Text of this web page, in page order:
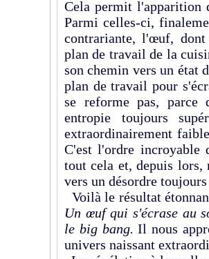
Cela permit l'apparition
Parmi celles-ci,
contra­riante, l'œuf,
plan de travail de la
son chemin vers un état
plan de travail pour
se reforme pas,
entropie toujou­rs
extraor­dinairement
C'est l'ordre incroyable
tout cela et, depuis lors,
vers un désordre
Voilà le résultat
Un œuf qui s'écrase au
le big bang. Il nous
univers naissant